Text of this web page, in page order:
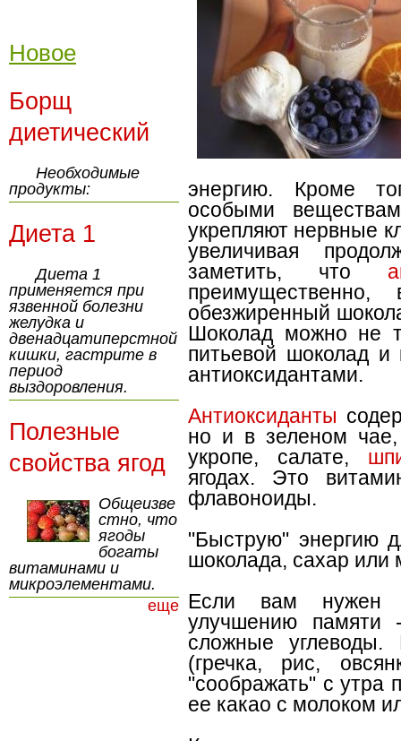
энергию. Кроме
особыми
укрепляют нервные
увеличивая
заметить, что
обезжиренный
Шоколад можно не
питьевой шоколад и
антиоксидантами.
Антиоксиданты
но и в зеленом
укропе, салате,
ягодах. Это
флавоноиды.
"Быструю" энергию
шоколада, сахар или
Если вам нужен
улучшению памяти
сложные
(гречка, рис,
"соображать" с утра
ее какао с молоком
Новое
Борщ
диетический
Необходимые
продукты:
Диета 1
Диета 1
применяется при
язвенной болезни
желудка и
двенадцатиперстной
кишки, гастрите в
период
выздоровления.
Полезные
свойства ягод
Общеизве
стно, что
ягоды
богаты
витаминами и
микроэлементами.
еще